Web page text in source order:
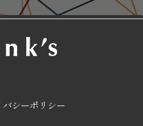
バシーポリシー